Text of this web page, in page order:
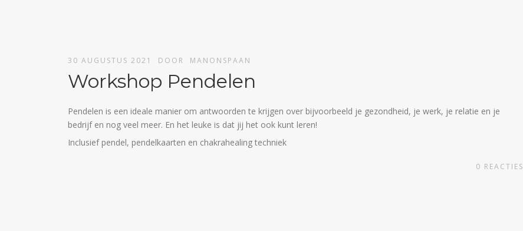
30 AUGUSTUS 2021 DOOR MANONSPAAN
Workshop Pendelen
Pendelen is een ideale manier om antwoorden te krijgen over bijvoorbeeld je gezondheid, je werk, je relatie en je
bedrijf en nog veel meer. En het leuke is dat jij het ook kunt leren!
Inclusief pendel, pendelkaarten en chakrahealing techniek
0 REACTIES